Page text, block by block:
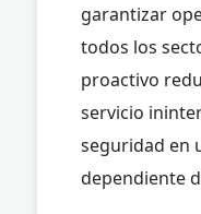
garantizar
todos los
proactivo
servicio
seguridad en
dependiente